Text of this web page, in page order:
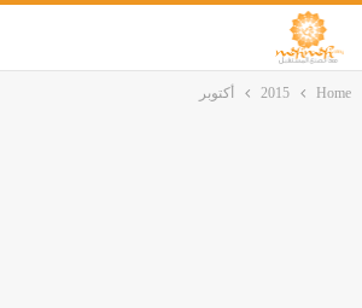
Home
2015 أكتوبر